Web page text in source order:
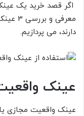
اگر قصد خرید یک
دارند، می پردازیم.
عینک